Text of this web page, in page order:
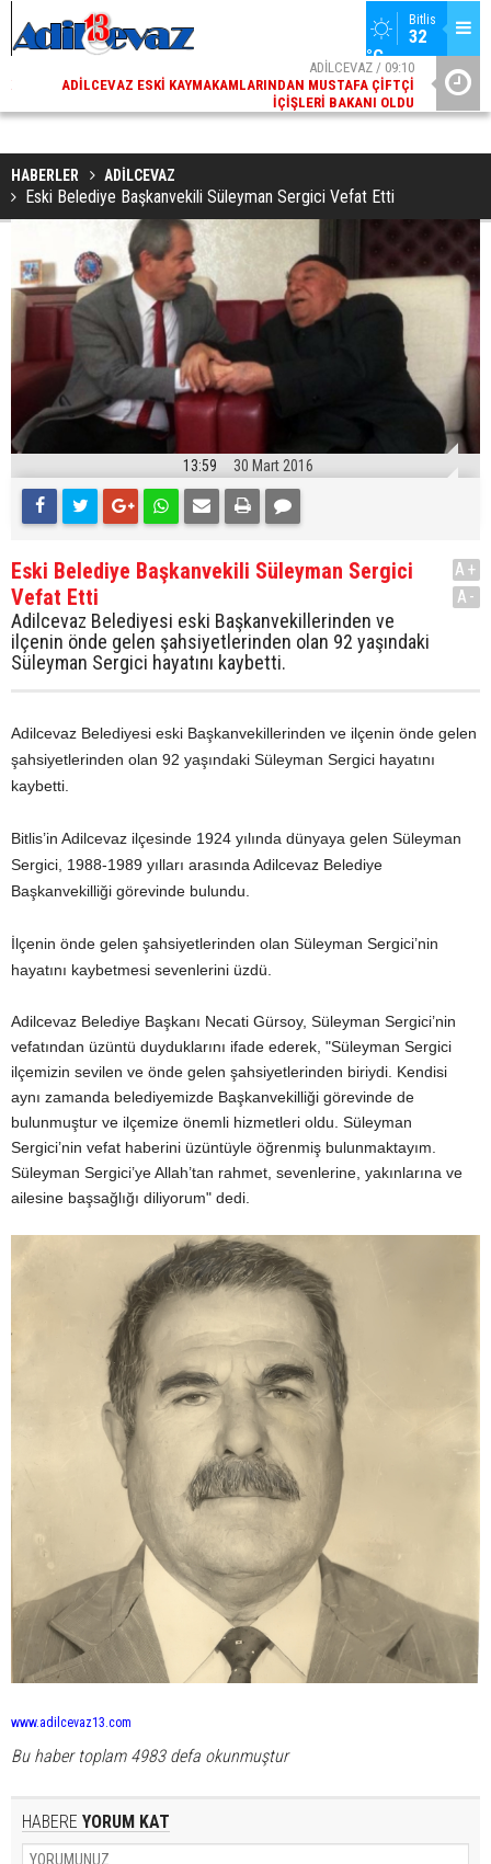
Bitlis
32
°C
ADİLCEVAZ / 09:10
ADILCEVAZ ESKI KAYMAKAMLARINDAN MUSTAFA ÇIFTÇI
İÇIŞLERI BAKANI OLDU
HABERLER ADİLCEVAZ
Eski Belediye Başkanvekili Süleyman Sergici Vefat Etti
13:59 30 Mart 2016
Eski Belediye Başkanvekili Süleyman Sergici
Vefat Etti
Adilcevaz Belediyesi eski Başkanvekillerinden ve
ilçenin önde gelen şahsiyetlerinden olan 92 yaşındaki
Süleyman Sergici hayatını kaybetti.
A+
A-
Adilcevaz Belediyesi eski Başkanvekillerinden ve ilçenin önde gelen
şahsiyetlerinden olan 92 yaşındaki Süleyman Sergici hayatını
kaybetti.
Bitlis’in Adilcevaz ilçesinde 1924 yılında dünyaya gelen Süleyman
Sergici, 1988-1989 yılları arasında Adilcevaz Belediye
Başkanvekilliği görevinde bulundu.
İlçenin önde gelen şahsiyetlerinden olan Süleyman Sergici’nin
hayatını kaybetmesi sevenlerini üzdü.
Adilcevaz Belediye Başkanı Necati Gürsoy, Süleyman Sergici’nin
vefatından üzüntü duyduklarını ifade ederek, "Süleyman Sergici
ilçemizin sevilen ve önde gelen şahsiyetlerinden biriydi. Kendisi
aynı zamanda belediyemizde Başkanvekilliği görevinde de
bulunmuştur ve ilçemize önemli hizmetleri oldu. Süleyman
Sergici’nin vefat haberini üzüntüyle öğrenmiş bulunmaktayım.
Süleyman Sergici’ye Allah’tan rahmet, sevenlerine, yakınlarına ve
ailesine başsağlığı diliyorum" dedi.
www.adilcevaz13.com
Bu haber toplam 4983 defa okunmuştur
HABERE YORUM KAT